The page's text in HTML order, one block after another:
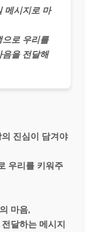
메시지로 마
으로 우리를
음을 전달해
진심이 담겨야
우리를 키워주
마음,
달하는 메시지